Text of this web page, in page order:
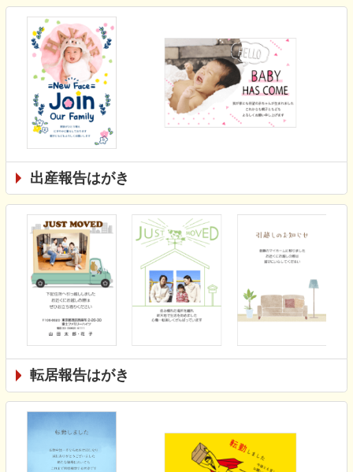
出産報告はがき
転居報告はがき